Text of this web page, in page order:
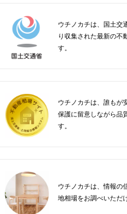
ウチノカチは、国土交
り収集された最新の不
す。
ウチノカチは、誰もが
保護に留意しながら品
す。
ウチノカチは、情報の
地相場をお調べいただ